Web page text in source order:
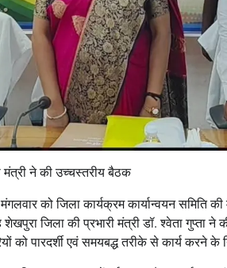
मंत्री ने की उच्चस्तरीय बैठक
को जिला कार्यक्रम कार्यान्वयन समिति
जिला की प्रभारी मंत्री डॉ. श्वेता
को पारदर्शी एवं समयबद्ध तरीके से कार्य करने के